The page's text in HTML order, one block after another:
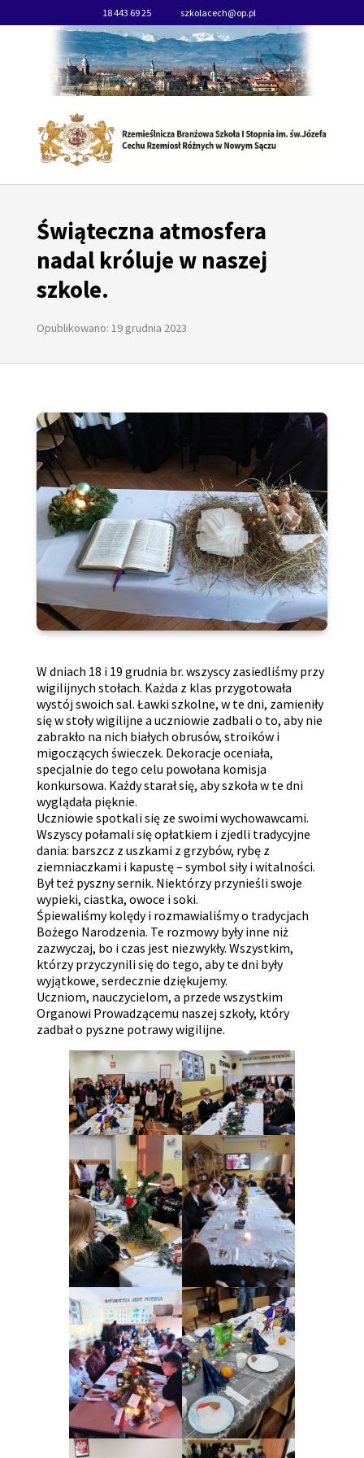
18 443 69 25 szkolacech@op.pl
Świąteczna atmosfera
nadal króluje w naszej
szkole.
Opublikowano: 19 grudnia 2023
W dniach 18 i 19 grudnia br. wszyscy zasiedliśmy przy
wigilijnych stołach. Każda z klas przygotowała
wystój swoich sal. Ławki szkolne, w te dni, zamieniły
się w stoły wigilijne a uczniowie zadbali o to, aby nie
zabrakło na nich białych obrusów, stroików i
migoczących świeczek. Dekoracje oceniała,
specjalnie do tego celu powołana komisja
konkursowa. Każdy starał się, aby szkoła w te dni
wyglądała pięknie.
Uczniowie spotkali się ze swoimi wychowawcami.
Wszyscy połamali się opłatkiem i zjedli tradycyjne
dania: barszcz z uszkami z grzybów, rybę z
ziemniaczkami i kapustę – symbol siły i witalności.
Był też pyszny sernik. Niektórzy przynieśli swoje
wypieki, ciastka, owoce i soki.
Śpiewaliśmy kolędy i rozmawialiśmy o tradycjach
Bożego Narodzenia. Te rozmowy były inne niż
zazwyczaj, bo i czas jest niezwykły. Wszystkim,
którzy przyczynili się do tego, aby te dni były
wyjątkowe, serdecznie dziękujemy.
Uczniom, nauczycielom, a przede wszystkim
Organowi Prowadzącemu naszej szkoły, który
zadbał o pyszne potrawy wigilijne.